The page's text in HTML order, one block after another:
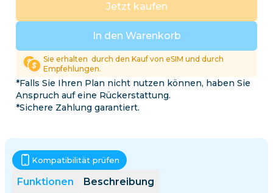
In den Warenkorb
Jetzt kaufen
Sie erhalten durch den Kauf von eSIM und durch
Empfehlungen.
*Falls Sie Ihren Plan nicht nutzen können, haben Sie
Anspruch auf eine Rückerstattung.
*Sichere Zahlung garantiert.
Funktionen Beschreibung
Kompatibilität prüfen